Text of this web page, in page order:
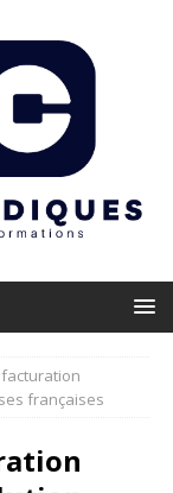
facturation
françaises